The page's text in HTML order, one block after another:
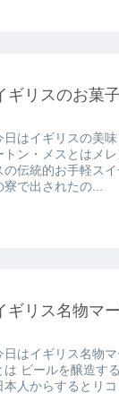
ギリスのお菓
日はイギリスの美
トン・メスとはメ
の伝統的お手軽ス
寮で出されたの...
ギリス名物マ
日はイギリス名物
は ビールを醸造す
本人からするとリ